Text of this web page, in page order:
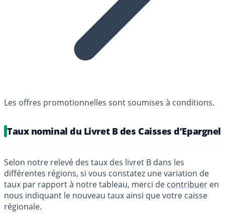
Les offres promotionnelles sont soumises à conditions.
Taux nominal du Livret B des Caisses d’Epargnel
Selon notre relevé des taux des livret B dans les
différentes régions, si vous constatez une variation de
taux par rapport à notre tableau, merci de contribuer en
nous indiquant le nouveau taux ainsi que votre caisse
régionale.